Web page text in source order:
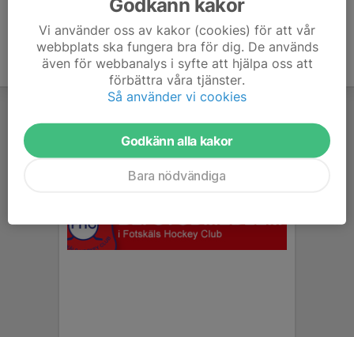
Vi använder oss av kakor (cookies) för att vår
webbplats ska fungera bra för dig. De används
även för webbanalys i syfte att hjälpa oss att
förbättra våra tjänster.
Så använder vi cookies
Godkänn alla kakor
Bara nödvändiga